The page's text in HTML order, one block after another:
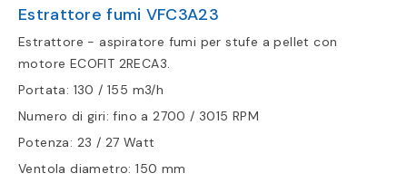
Estrattore fumi VFC3A23
Estrattore - aspiratore fumi per stufe a pellet con
motore ECOFIT 2RECA3.
Portata: 130 / 155 m3/h
Numero di giri: fino a 2700 / 3015 RPM
Potenza: 23 / 27 Watt
Ventola diametro: 150 mm